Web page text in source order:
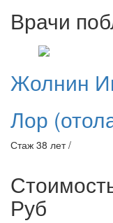
Врачи
Жолнин
Лор
Стаж 38 лет /
Руб